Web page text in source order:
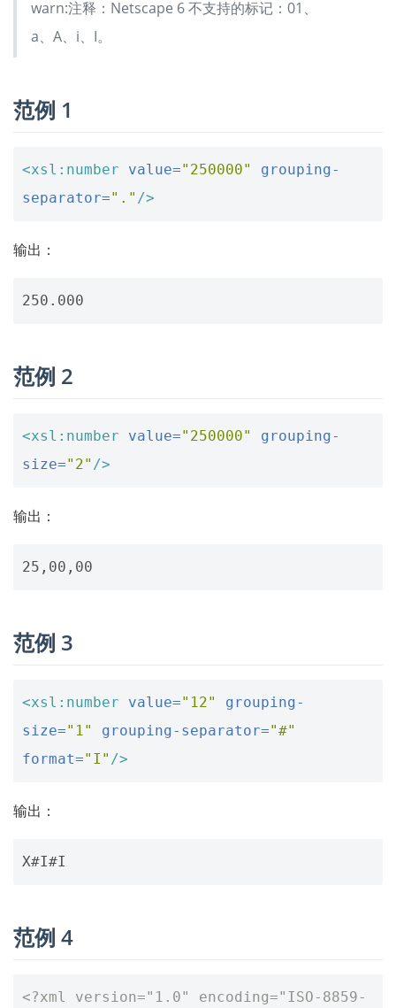
warn:注释：Netscape 6 不支持的标记：01、
a、A、i、I。
范例 1
<xsl:number value="250000"
grouping-
separator="." />
输出：
范例 2
<xsl:number value="250000"
grouping-
size="2" />
输出：
范例 3
<xsl:number value="12"
grouping-
size="1" grouping-separator="#"
format="I" />
输出：
范例 4
<?xml version="1.0" encoding="ISO-8859-